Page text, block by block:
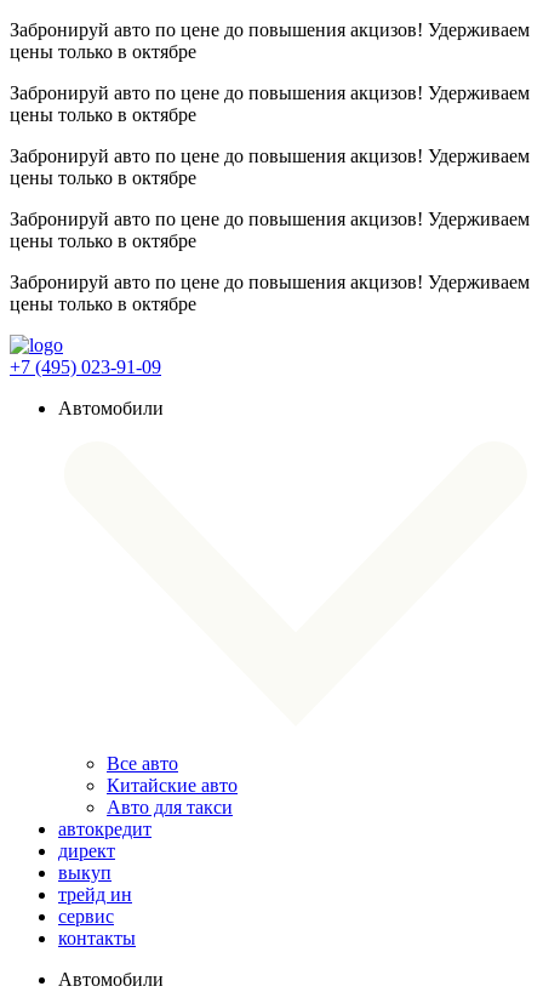
Забронируй авто по цене до повышения акцизов! Удерживаем
цены только в октябре
Забронируй авто по цене до повышения акцизов! Удерживаем
цены только в октябре
Забронируй авто по цене до повышения акцизов! Удерживаем
цены только в октябре
Забронируй авто по цене до повышения акцизов! Удерживаем
цены только в октябре
Забронируй авто по цене до повышения акцизов! Удерживаем
цены только в октябре
+7 (495) 023-91-09
Автомобили
Все авто
Китайские авто
Авто для такси
автокредит
директ
выкуп
трейд ин
сервис
контакты
Автомобили